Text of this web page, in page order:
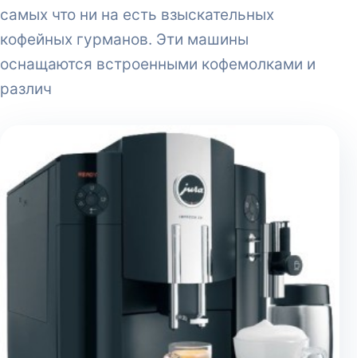
самых что ни на есть взыскательных
кофейных гурманов. Эти машины
оснащаются встроенными кофемолками и
различ